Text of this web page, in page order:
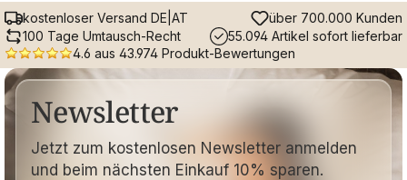
kostenloser Versand DE|AT
über 700.000 Kunden
100 Tage Umtausch-Recht
55.094 Artikel sofort lieferbar
4.6 aus 43.974 Produkt-Bewertungen
Newsletter
Jetzt zum kostenlosen Newsletter anmelden
und beim nächsten Einkauf 10% sparen.